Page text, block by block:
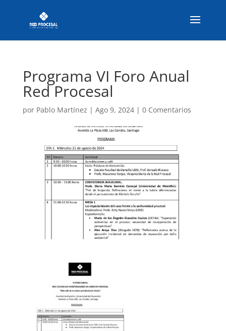
Programa VI Foro Anual
Red Procesal
por Pablo Martínez | Ago 9, 2024| 0 Comentarios